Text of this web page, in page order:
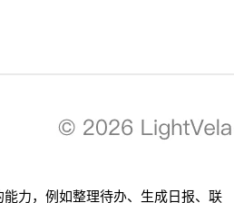
能力，例如整理待办、生成日报、联